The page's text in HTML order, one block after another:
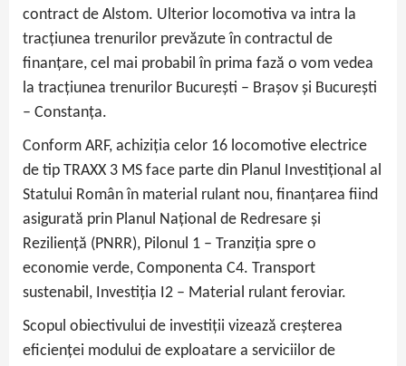
contract de Alstom. Ulterior locomotiva va intra la
tracțiunea trenurilor prevăzute în contractul de
finanțare, cel mai probabil în prima fază o vom vedea
la tracțiunea trenurilor București – Brașov și București
– Constanța.
Conform ARF, achiziția celor 16 locomotive electrice
de tip TRAXX 3 MS face parte din Planul Investiţional al
Statului Român în material rulant nou, finanțarea fiind
asigurată prin Planul Național de Redresare și
Reziliență (PNRR), Pilonul 1 – Tranziția spre o
economie verde, Componenta C4. Transport
sustenabil, Investiția I2 – Material rulant feroviar.
Scopul obiectivului de investiții vizează creșterea
eficienței modului de exploatare a serviciilor de